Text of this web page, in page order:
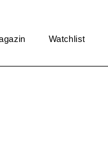
Watchlist